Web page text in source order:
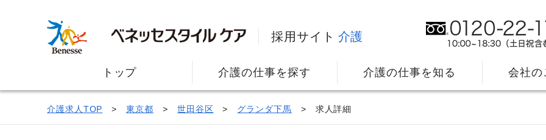
採用サイト 介護
トップ 介護の仕事を探す 介護の仕事を知る 会社の
介護求人TOP 東京都 世田谷区 グランダ下馬 求人詳細